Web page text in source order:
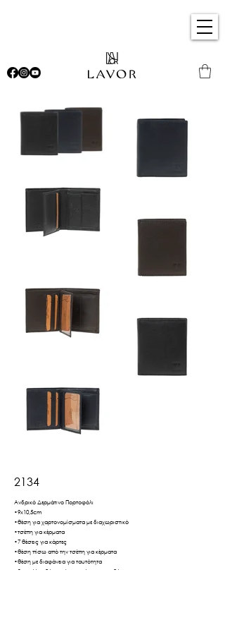
2134
Ανδρικό Δερμάτινο Πορτοφόλι
•9x10,5cm
•θέση για χαρτονομίσματα με διαχωριστικό
•τσέπη για κέρματα
•7 θέσεις για κάρτες
•θέση πίσω από την τσέπη για κέρματα
•θέση με διαφάνεια για ταυτότητα
•2 επιπλέον θήκες πίσω από τις καρτοθήκες